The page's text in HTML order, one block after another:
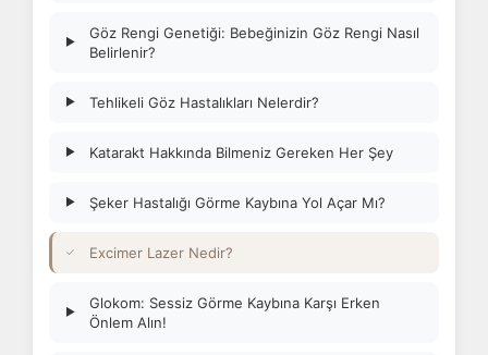
▶
Göz Rengi Genetiği: Bebeğinizin Göz Rengi Nasıl
Belirlenir?
▶ Tehlikeli Göz Hastalıkları Nelerdir?
▶ Katarakt Hakkında Bilmeniz Gereken Her Şey
▶ Şeker Hastalığı Görme Kaybına Yol Açar Mı?
✓ Excimer Lazer Nedir?
▶
Glokom: Sessiz Görme Kaybına Karşı Erken
Önlem Alın!